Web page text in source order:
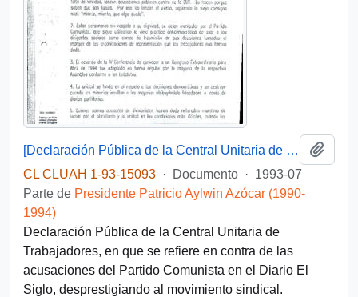
[Declaración Pública de la Central Unitaria de Trabajadores]
CL CLUAH 1-93-15093 · Documento · 1993-07
Parte de Presidente Patricio Aylwin Azócar (1990-
1994)
Declaración Pública de la Central Unitaria de
Trabajadores, en que se refiere en contra de las
acusaciones del Partido Comunista en el Diario El
Siglo, desprestigiando al movimiento sindical.